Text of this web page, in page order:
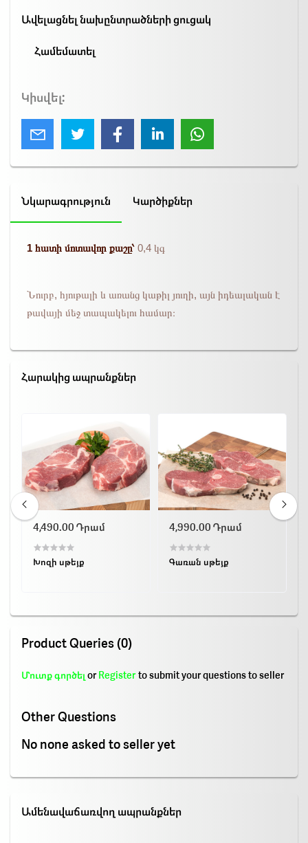
Ավելացնել նախընտրածների ցուցակ
Համեմատել
Կիսվել:
Ամենավաճառվող ապրանքներ
Նկարագրություն Կարծիքներ
1 հատի մոտավոր քաշը՝ 0,4 կգ
Նուրբ, հյութալի և առանց կաթիլ յուղի, այն իդեալական է
թավայի մեջ տապակելու համար։
Հարակից ապրանքներ
4,490.00 Դրամ
Խոզի սթեյք
4,990.00 Դրամ
Գառան սթեյք
Product Queries (0)
Մուտք գործել or Register to submit your questions to seller
Other Questions
No none asked to seller yet